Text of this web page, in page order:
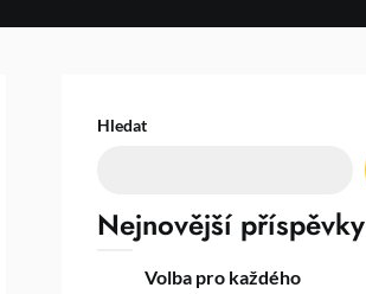
Hledat
Nejnovější příspěvky
Volba pro každého